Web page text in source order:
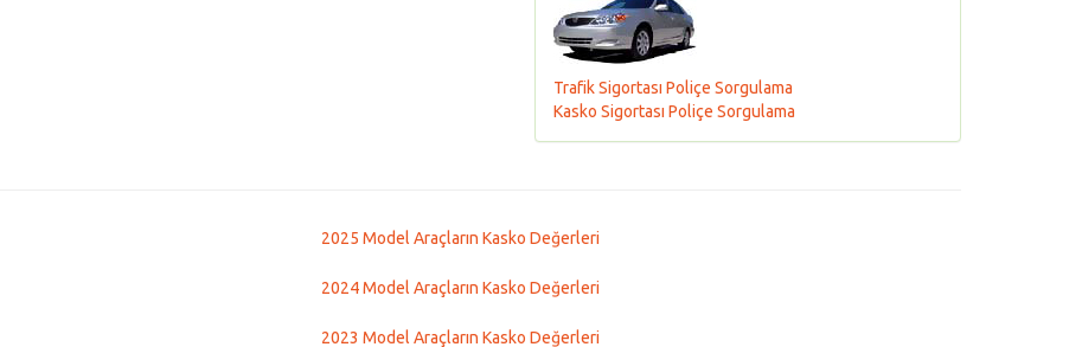
Trafik Sigortası Poliçe Sorgulama
Kasko Sigortası Poliçe Sorgulama
2025 Model Araçların Kasko Değerleri
2024 Model Araçların Kasko Değerleri
2023 Model Araçların Kasko Değerleri